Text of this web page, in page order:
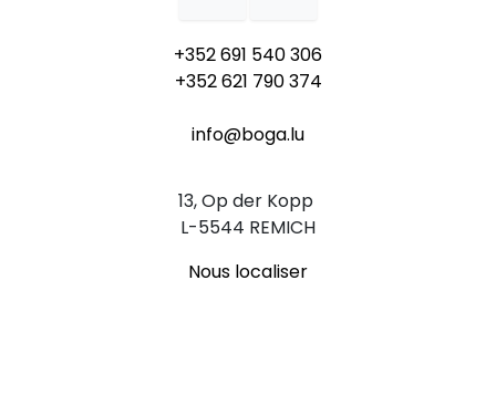
+352 691 540 306
+352 621 790 374
info@boga.lu
13, Op der Kopp
L-5544 REMICH
Nous localiser